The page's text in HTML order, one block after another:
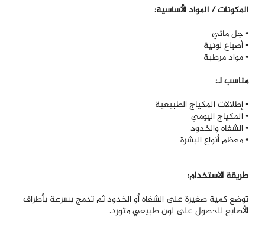
المكونات / المواد الأساسية:
• جل مائي
• أصباغ لونية
• مواد مرطبة
مناسب لـ:
• إطلالات المكياج الطبيعية
• المكياج اليومي
• الشفاه والخدود
• معظم أنواع البشرة
طريقة الاستخدام:
توضع كمية صغيرة على الشفاه أو الخدود ثم تدمج بسرعة بأطراف
الأصابع للحصول على لون طبيعي متورد.